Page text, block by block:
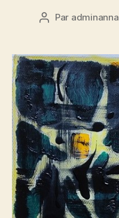
Auteur
Par adminanna